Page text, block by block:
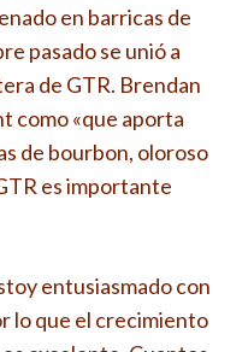
en barricas de
pasado se unió a
de GTR. Brendan
como «que aporta
de bourbon, oloroso
es importante
entusiasmado con
lo que el crecimiento